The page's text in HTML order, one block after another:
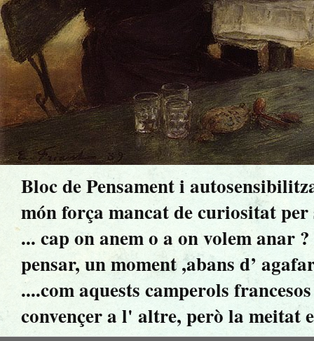
Bloc de Pensament i
món força mancat de curiositat per
... cap on anem o a on volem anar
pensar, un moment ,abans d’
....com aquests camperols
convençer a l' altre, però la meitat